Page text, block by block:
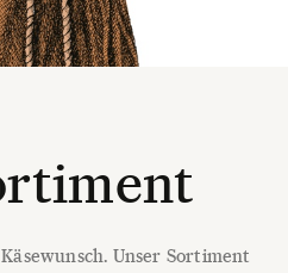
Unser Sortiment